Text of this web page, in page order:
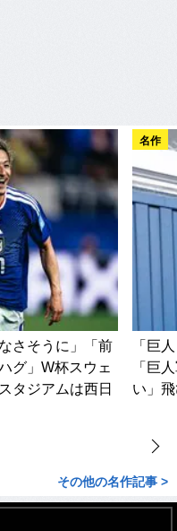
さそうに」「前
グ」W杯スウェ
タジアムは西日
名作
「巨
「巨
い」
その他の名作記事 >